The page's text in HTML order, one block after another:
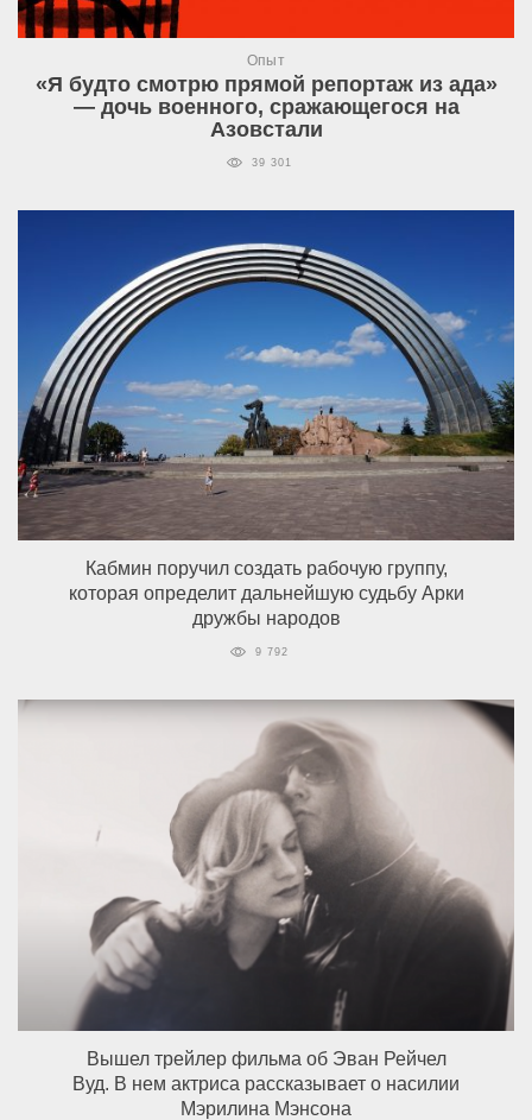
Опыт
«Я будто смотрю прямой репортаж из ада»
— дочь военного, сражающегося на
Азовстали
39 301
Кабмин поручил создать рабочую группу,
которая определит дальнейшую судьбу Арки
дружбы народов
9 792
Вышел трейлер фильма об Эван Рейчел
Вуд. В нем актриса рассказывает о насилии
Мэрилина Мэнсона